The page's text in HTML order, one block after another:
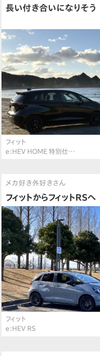
長い付き合いになりそう
フィット
e:HEV HOME 特別仕…
メカ好き外好きさん
フィットからフィットRSへ
フィット
e:HEV RS